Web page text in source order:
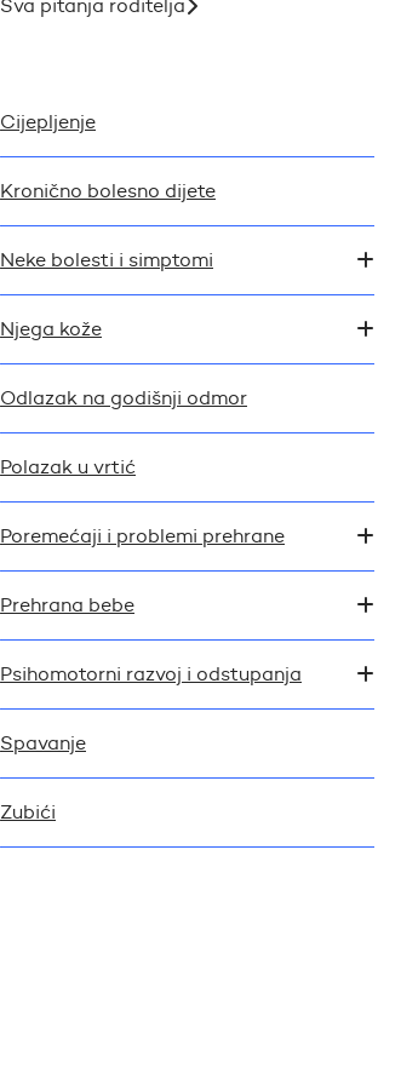
Sva pitanja roditelja
Cijepljenje
Kronično bolesno dijete
Neke bolesti i simptomi
Njega kože
Odlazak na godišnji odmor
Polazak u vrtić
Poremećaji i problemi prehrane
Prehrana bebe
Psihomotorni razvoj i odstupanja
Spavanje
Zubići